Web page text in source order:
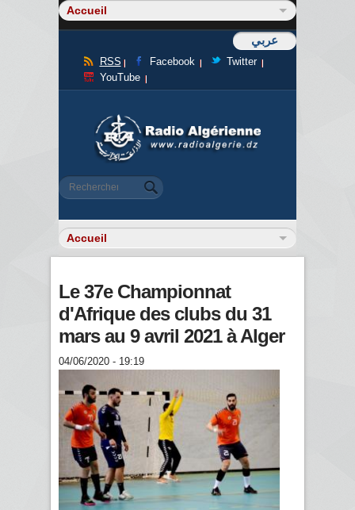
عربي
RSS Facebook
Twitter
YouTube
Formulaire de recherche
Rechercher
Le 37e Championnat
d'Afrique des clubs du 31
mars au 9 avril 2021 à Alger
04/06/2020 - 19:19